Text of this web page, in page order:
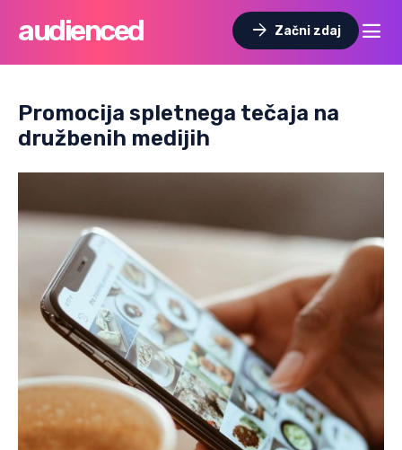
audienced arrow_forward Začni zdaj dehaze
Promocija spletnega tečaja na
družbenih medijih